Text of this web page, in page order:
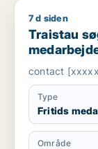
Traistau søger
7 d siden
Traistau
contact
Type
Fritids
Område